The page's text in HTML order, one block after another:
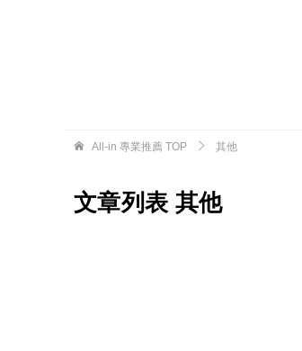
All-in 專業推薦 TOP 其他
文章列表 其他